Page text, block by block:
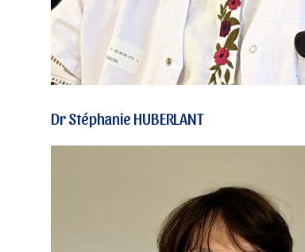
Dr Stéphanie HUBERLANT